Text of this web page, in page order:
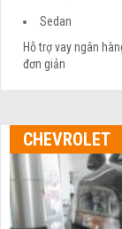
Sedan
Hỗ trợ vay ngân
đơn giản
CHEVROLET